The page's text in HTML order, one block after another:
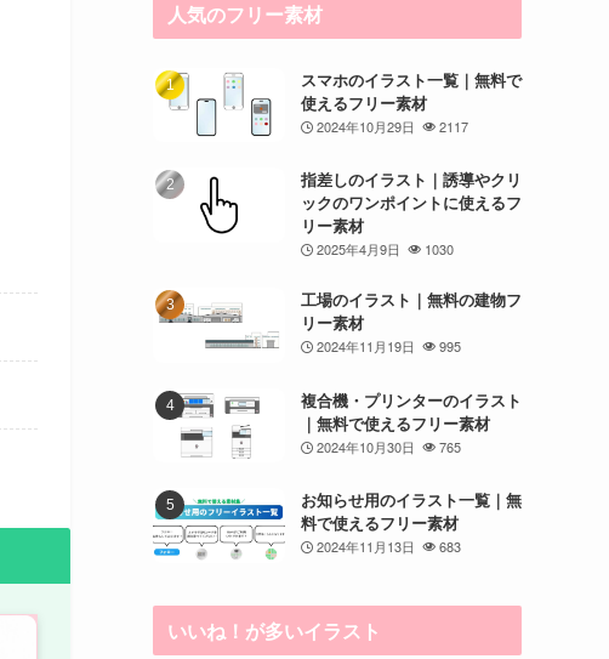
人気のフリー素材
スマホのイラスト一覧｜無料で
使えるフリー素材
2024年10月29日 2117
指差しのイラスト｜誘導やクリ
ックのワンポイントに使えるフ
リー素材
2025年4月9日 1030
工場のイラスト｜無料の建物フ
リー素材
2024年11月19日 995
複合機・プリンターのイラスト
｜無料で使えるフリー素材
2024年10月30日 765
お知らせ用のイラスト一覧｜無
料で使えるフリー素材
2024年11月13日 683
いいね！が多いイラスト